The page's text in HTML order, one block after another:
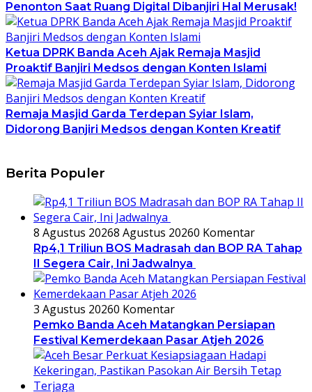
Penonton Saat Ruang Digital Dibanjiri Hal Merusak!
Ketua DPRK Banda Aceh Ajak Remaja Masjid
Proaktif Banjiri Medsos dengan Konten Islami
Remaja Masjid Garda Terdepan Syiar Islam,
Didorong Banjiri Medsos dengan Konten Kreatif
Berita Populer
8 Agustus 20268 Agustus 20260 Komentar
Rp4,1 Triliun BOS Madrasah dan BOP RA Tahap
II Segera Cair, Ini Jadwalnya
3 Agustus 20260 Komentar
Pemko Banda Aceh Matangkan Persiapan
Festival Kemerdekaan Pasar Atjeh 2026